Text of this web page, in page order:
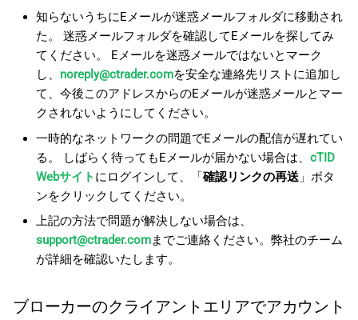
知らないうちにEメールが迷惑メールフォルダに移動され
た。 迷惑メールフォルダを確認してEメールを探してみ
てください。 Eメールを迷惑メールではないとマーク
し、 noreply@ctrader.comを安全な連絡先リストに追加し
て、今後このアドレスからのEメールが迷惑メールとマー
クされないようにしてください。
一時的なネットワークの問題でEメールの配信が遅れてい
る。 しばらく待ってもEメールが届かない場合は、 cTID
Webサイト にログインして、「確認リンクの再送 」ボタ
ンをクリックしてください。
上記の方法で問題が解決しない場合は、
support@ctrader.comまでご連絡ください。弊社のチーム
が詳細を確認いたします。
ブローカーのクライアントエリアでアカウント